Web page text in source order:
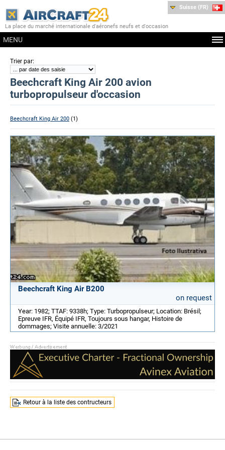
La place du marché internationale d'aéronefs neufs et d'occasion
MENU
Suisse (FR)
Trier par:
Beechcraft King Air 200 avion
turbopropulseur d'occasion
Beechcraft King Air 200 (1)
Beechcraft King Air B200
on request
Year: 1982; TTAF: 9338h; Type: Turbopropulseur; Location: Brésil;
Epreuve IFR, Équipé IFR, Toujours sous hangar, Histoire de
dommages; Visite annuelle: 3/2021
Retour à la liste des contructeurs